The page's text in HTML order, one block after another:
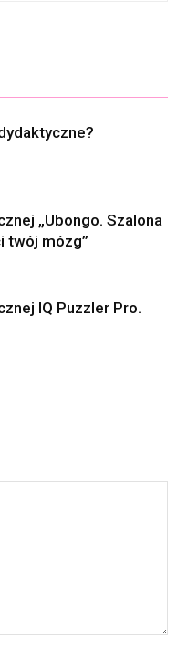
„Ubongo. Szalona
twój mózg”
IQ Puzzler Pro.